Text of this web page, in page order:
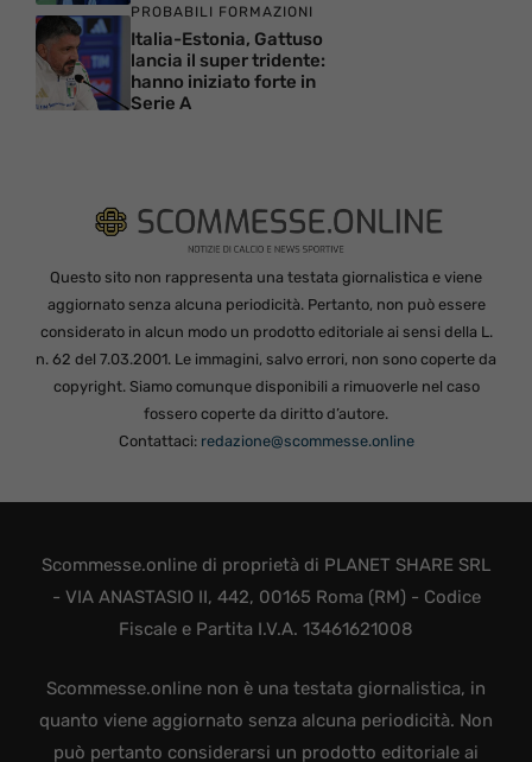
PROBABILI FORMAZIONI
Italia-Estonia, Gattuso
lancia il super tridente:
hanno iniziato forte in
Serie A
Questo sito non rappresenta una testata giornalistica e viene
aggiornato senza alcuna periodicità. Pertanto, non può essere
considerato in alcun modo un prodotto editoriale ai sensi della L.
n. 62 del 7.03.2001. Le immagini, salvo errori, non sono coperte da
copyright. Siamo comunque disponibili a rimuoverle nel caso
fossero coperte da diritto d’autore.
Contattaci: redazione@scommesse.online
Scommesse.online di proprietà di PLANET SHARE SRL
- VIA ANASTASIO II, 442, 00165 Roma (RM) - Codice
Fiscale e Partita I.V.A. 13461621008
Scommesse.online non è una testata giornalistica, in
quanto viene aggiornato senza alcuna periodicità. Non
può pertanto considerarsi un prodotto editoriale ai